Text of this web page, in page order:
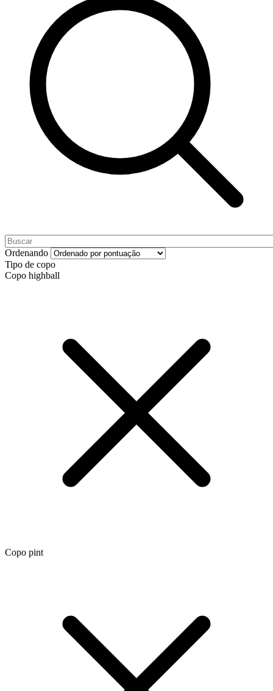
Ordenando
Tipo de copo
Copo highball
Copo pint